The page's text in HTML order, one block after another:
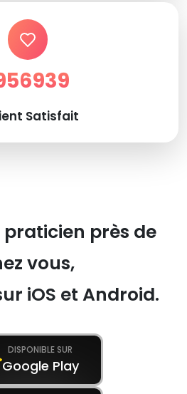
Satisfait
praticien près de
vous,
iOS et Android.
DISPONIBLE SUR
Google Play